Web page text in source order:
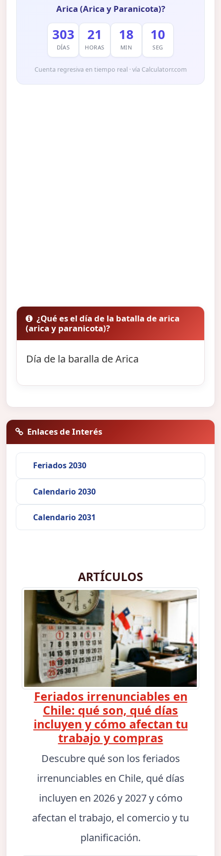
Arica (Arica y Paranicota)?
303
DÍAS
21
HORAS
18
MIN
09
SEG
Cuenta regresiva en tiempo real · vía Calculatorr.com
¿Qué es el día de la batalla de arica
(arica y paranicota)?
Día de la baralla de Arica
Enlaces de Interés
Feriados 2030
Calendario 2030
Calendario 2031
ARTÍCULOS
Feriados irrenunciables en
Chile: qué son, qué días
incluyen y cómo afectan tu
trabajo y compras
Descubre qué son los feriados
irrenunciables en Chile, qué días
incluyen en 2026 y 2027 y cómo
afectan el trabajo, el comercio y tu
planificación.